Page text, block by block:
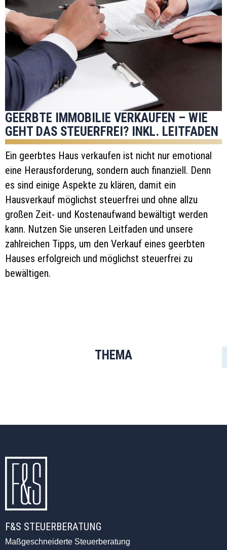
GEERBTE IMMOBILIE VERKAUFEN – WIE
GEHT DAS STEUERFREI? INKL. LEITFADEN
Ein geerbtes Haus verkaufen ist nicht nur emotional
eine Herausforderung, sondern auch finanziell. Denn
es sind einige Aspekte zu klären, damit ein
Hausverkauf möglichst steuerfrei und ohne allzu
großen Zeit- und Kostenaufwand bewältigt werden
kann. Nutzen Sie unseren Leitfaden und unsere
zahlreichen Tipps, um den Verkauf eines geerbten
Hauses erfolgreich und möglichst steuerfrei zu
bewältigen.
THEMA
F&S STEUERBERATUNG
Maßgeschneiderte Steuerberatung